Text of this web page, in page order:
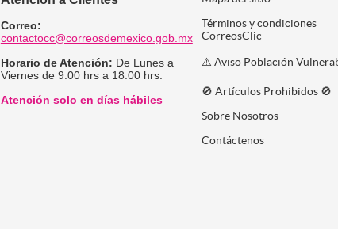
Correo:
contactocc@correosdemexico.gob.mx
Horario de Atención: De Lunes a
Viernes de 9:00 hrs a 18:00 hrs.
Atención solo en días hábiles
Términos y condiciones
CorreosClic
⚠️ Aviso Población
🚫 Artículos Prohibidos 🚫
Sobre Nosotros
Contáctenos